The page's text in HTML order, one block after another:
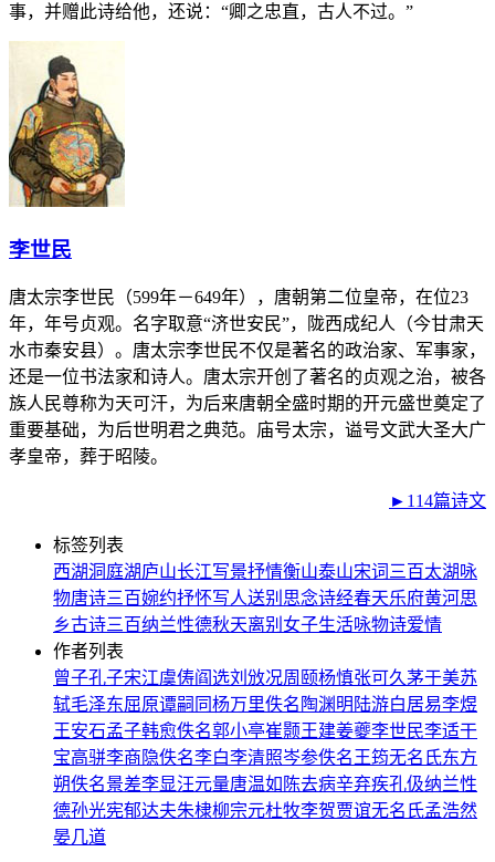
事，并赠此诗给他，还说：“卿之忠直，古人不过。”
李世民
唐太宗李世民（599年－649年），唐朝第二位皇帝，在位23
年，年号贞观。名字取意“济世安民”，陇西成纪人（今甘肃天
水市秦安县）。唐太宗李世民不仅是著名的政治家、军事家，
还是一位书法家和诗人。唐太宗开创了著名的贞观之治，被各
族人民尊称为天可汗，为后来唐朝全盛时期的开元盛世奠定了
重要基础，为后世明君之典范。庙号太宗，谥号文武大圣大广
孝皇帝，葬于昭陵。
►114篇诗文
标签列表
西湖洞庭湖庐山长江写景抒情衡山泰山宋词三百太湖 咏
物唐诗三百婉约抒怀写人送别 思念诗经春天乐府黄河思
乡古诗三百纳兰性德秋天离别 女子生活咏物诗爱情
作者列表
曾子孔子宋江虞俦阎选刘攽况周颐杨慎张可久茅于美苏
轼毛泽东屈原谭嗣同杨万里佚名 陶渊明 陆游白居易李煜
王安石孟子韩愈佚名郭小亭崔颢王建姜夔李世民李适干
宝高骈李商隐佚名李白李清照岑参佚名 王筠无名氏东方
朔佚名景差李显汪元量唐温如 陈去病辛弃疾孔伋纳兰性
德孙光宪郁达夫朱棣柳宗元杜牧李贺贾谊无名氏孟浩然
晏几道